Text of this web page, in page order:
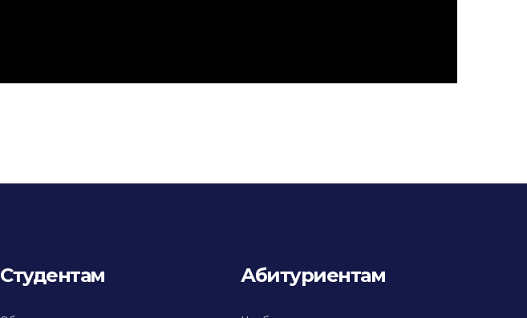
Студентам Абитуриентам